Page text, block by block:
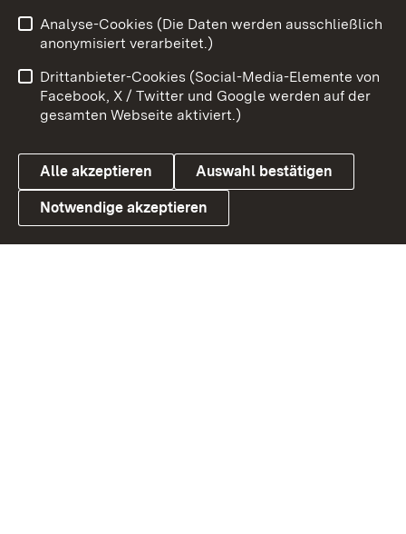
Link zum Landesportal
Impressum
Kontakt
Barrierefreiheit
Datenschutz
Cookies
Analyse-Cookies (Die Daten werden ausschließlich
anonymisiert verarbeitet.)
Drittanbieter-Cookies (Social-Media-Elemente von
Facebook, X / Twitter und Google werden auf der
gesamten Webseite aktiviert.)
Alle akzeptieren Auswahl bestätigen
Notwendige akzeptieren